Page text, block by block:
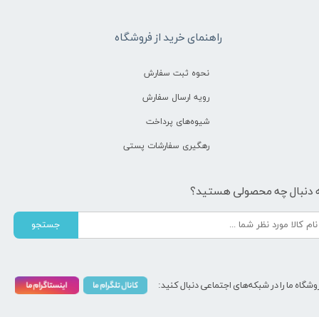
راهنمای خرید از فروشگاه
نحوه ثبت سفارش
رویه ارسال سفارش
شیوه‌های پرداخت
رهگیری سفارشات پستی
دنبال چه محصولی هستید؟
جستجو
ما را در شبکه‌های اجتماعی دنبال کنید: